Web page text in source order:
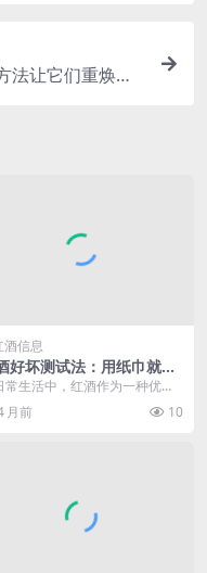
法让它们重焕
酒信息
好坏测试法：用纸巾就能
劣，快来一探究竟！
常生活中，红酒作为一种优雅
有独特魅力的饮品，深受许多
喜爱。市场上红酒...
月前 10